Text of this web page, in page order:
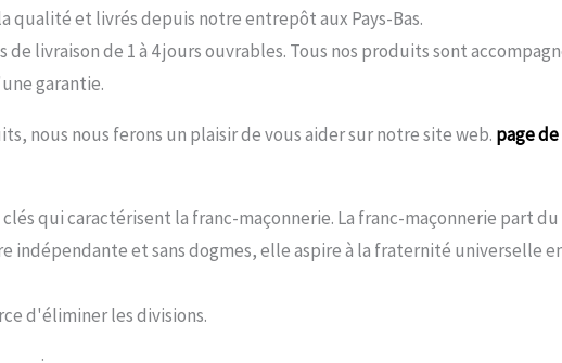
qualité et livrés depuis notre entrepôt aux Pays-Bas.
livraison de 1 à 4 jours ouvrables. Tous nos produits sont
garantie.
nous nous ferons un plaisir de vous aider sur notre site web. page
qui caractérisent la franc-maçonnerie. La franc-maçonnerie part
indépendante et sans dogmes, elle aspire à la fraternité universelle
d'éliminer les divisions.